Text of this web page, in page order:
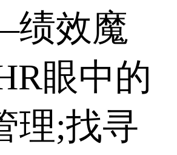
效魔
眼中的
理;找寻